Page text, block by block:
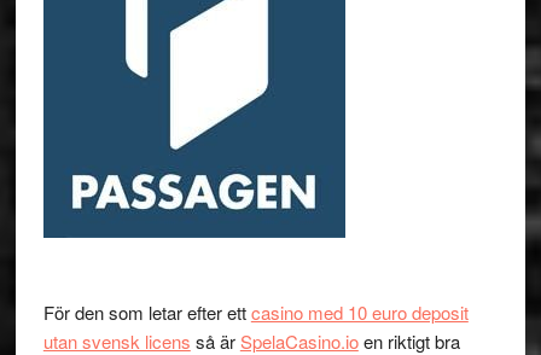
För den som letar efter ettcasino med 10 euro deposit
utan svensk licens så ärSpelaCasino.ioen riktigt bra